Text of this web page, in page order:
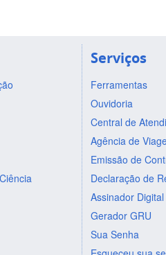
Serviços
Ferramentas
Ouvidoria
Central de
Agência de
Emissão de
Declaração de
Assinador Digital
Gerador GRU
Sua Senha